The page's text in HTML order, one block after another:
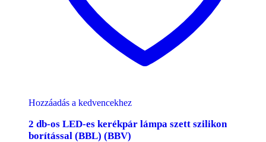
Hozzáadás a kedvencekhez
2 db-os LED-es kerékpár lámpa szett szilikon
borítással (BBL) (BBV)